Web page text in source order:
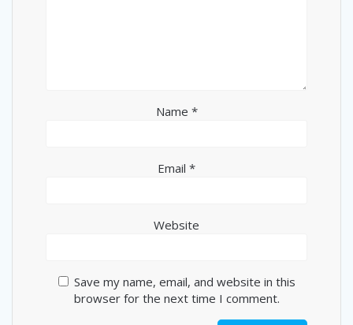
Name *
Email *
Website
Save my name, email, and website in this
browser for the next time I comment.